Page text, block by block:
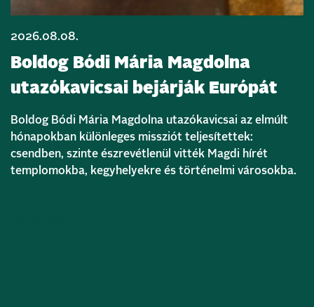
2026.08.08.
Boldog Bódi Mária Magdolna
utazókavicsai bejárják Európát
Boldog Bódi Mária Magdolna utazókavicsai az elmúlt
hónapokban különleges missziót teljesítettek:
csendben, szinte észrevétlenül vitték Magdi hírét
templomokba, kegyhelyekre és történelmi városokba.